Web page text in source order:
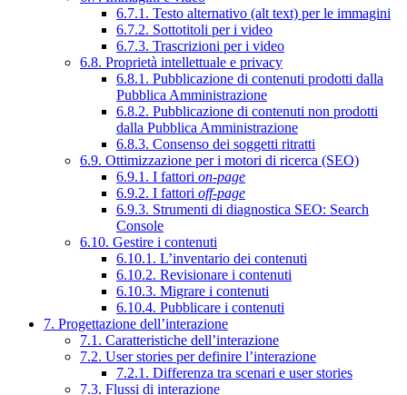
6.7.1. Testo alternativo (alt text) per le immagini
6.7.2. Sottotitoli per i video
6.7.3. Trascrizioni per i video
6.8. Proprietà intellettuale e privacy
6.8.1. Pubblicazione di contenuti prodotti dalla
Pubblica Amministrazione
6.8.2. Pubblicazione di contenuti non prodotti
dalla Pubblica Amministrazione
6.8.3. Consenso dei soggetti ritratti
6.9. Ottimizzazione per i motori di ricerca (SEO)
6.9.1. I fattori on-page
6.9.2. I fattori off-page
6.9.3. Strumenti di diagnostica SEO: Search
Console
6.10. Gestire i contenuti
6.10.1. L’inventario dei contenuti
6.10.2. Revisionare i contenuti
6.10.3. Migrare i contenuti
6.10.4. Pubblicare i contenuti
7. Progettazione dell’interazione
7.1. Caratteristiche dell’interazione
7.2. User stories per definire l’interazione
7.2.1. Differenza tra scenari e user stories
7.3. Flussi di interazione